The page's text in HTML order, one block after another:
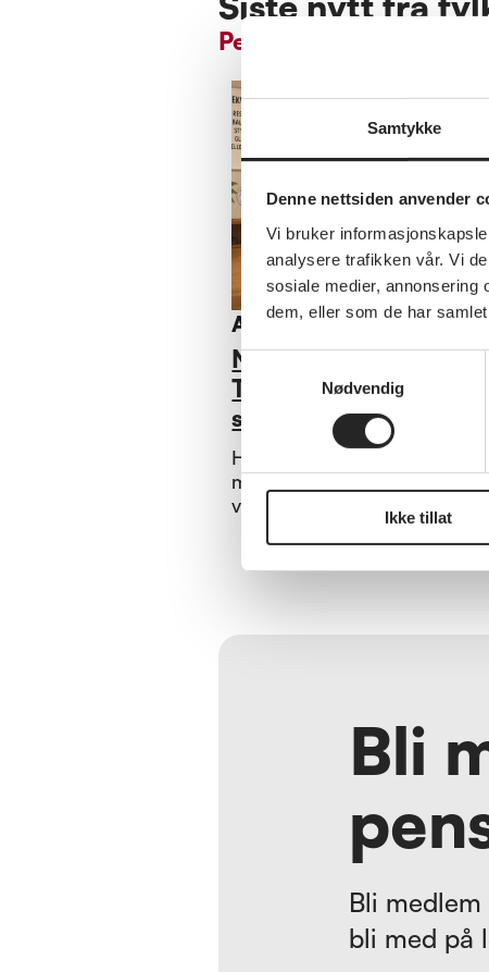
Samtykke
Denne nettsiden anvender
Vi bruker
analysere trafikken vår. Vi
sosiale medier, annonsering
dem, eller som de har
Samtykkevalg
Nødvendig
Ikke tillat
Pensjonistforbundet
Annet
Nå kan du prøve
Taekwon-Do for
seniorer !
Har du lyst til å prøve en ny
morsom treningsform? Nå starter
vi opp Taekwon-Do for
med oppstart 27. august kl.
Skien, hver uke hele høsten.
Bli
Bli
bli med på